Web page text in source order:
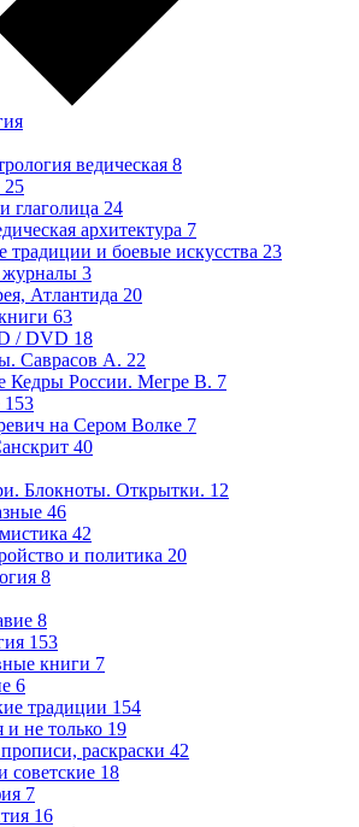
ведическая 8
25
глаголица 24
архитектура 7
традиции и боевые искусства 23
журналы 3
Атлантида 20
63
/ DVD 18
Саврасов А. 22
Кедры России. Мегре В. 7
153
на Сером Волке 7
40
Блокноты. Открытки. 12
46
42
и политика 20
8
8
153
книги 7
6
традиции 154
и не только 19
раскраски 42
советские 18
7
16